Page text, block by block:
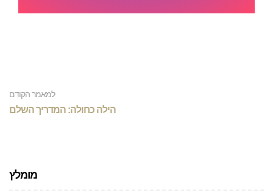
למאמר הקודם
הילה כחולה: המדריך השלם
מומלץ